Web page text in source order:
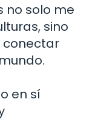
no solo me
sino
conectar
en sí